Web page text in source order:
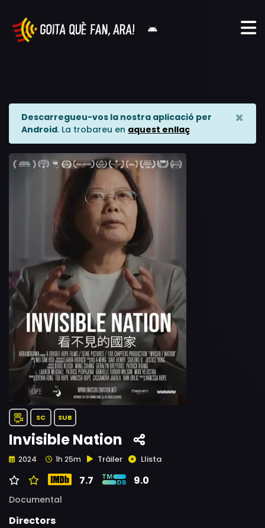
Descarregueu-vos la nostra aplicació per
Android. La trobareu en aquest enllaç
×
SC SUB
Invisible Nation
2024 1h 25m Tràiler Llista
7.7 9.0
Documental
Directors